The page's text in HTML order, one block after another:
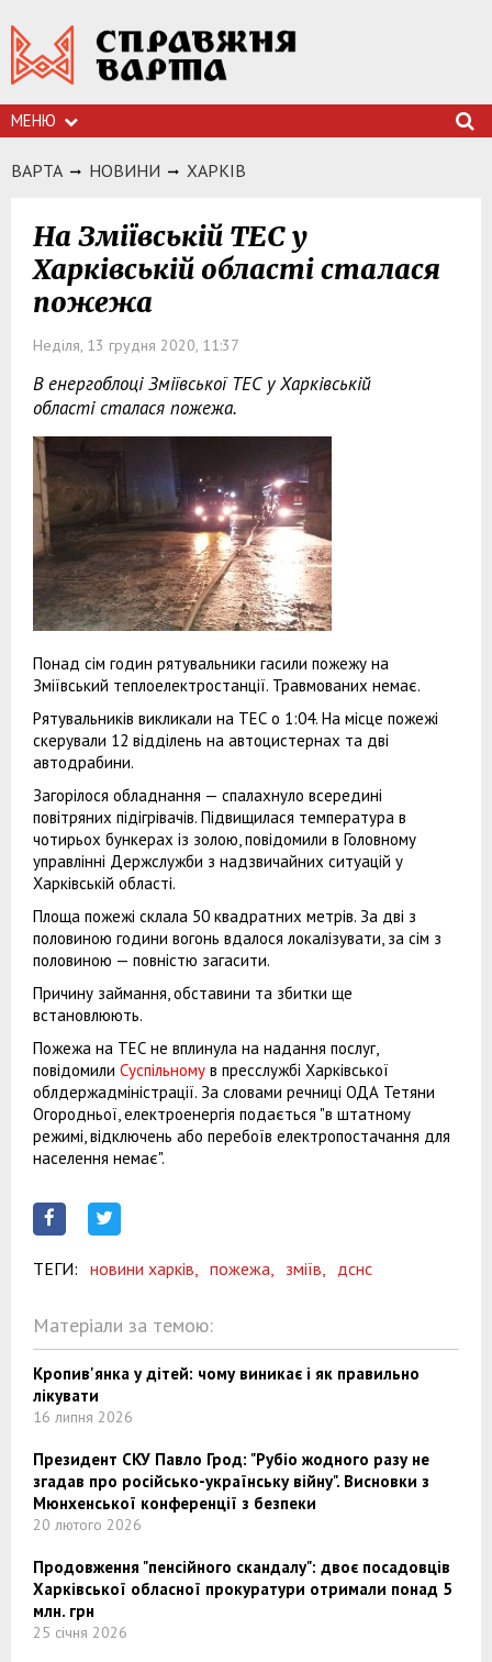
МЕНЮ
ВАРТА НОВИНИ ХАРКIВ
На Зміївській ТЕС у
Харківській області сталася
пожежа
Неділя, 13 грудня 2020, 11:37
В енергоблоці Зміївської ТЕС у Харківській
області сталася пожежа.
Понад сім годин рятувальники гасили пожежу на
Зміївський теплоелектростанції. Травмованих немає.
Рятувальників викликали на ТЕС о 1:04. На місце пожежі
скерували 12 відділень на автоцистернах та дві
автодрабини.
Загорілося обладнання — спалахнуло всередині
повітряних підігрівачів. Підвищилася температура в
чотирьох бункерах із золою, повідомили в Головному
управлінні Держслужби з надзвичайних ситуацій у
Харківській області.
Площа пожежі склала 50 квадратних метрів. За дві з
половиною години вогонь вдалося локалізувати, за сім з
половиною — повністю загасити.
Причину займання, обставини та збитки ще
встановлюють.
Пожежа на ТЕС не вплинула на надання послуг,
повідомили Суспільному в пресслужбі Харківської
облдержадміністрації. За словами речниці ОДА Тетяни
Огородньої, електроенергія подається "в штатному
режимі, відключень або перебоїв електропостачання для
населення немає".
ТЕГИ: новини харків, пожежа, зміїв, дснс
Матеріали за темою:
Кропив'янка у дітей: чому виникає і як правильно
лікувати
16 липня 2026
Президент СКУ Павло Грод: "Рубіо жодного разу не
згадав про російсько-українську війну". Висновки з
Мюнхенської конференції з безпеки
20 лютого 2026
Продовження "пенсійного скандалу": двоє посадовців
Харківської обласної прокуратури отримали понад 5
млн. грн
25 січня 2026